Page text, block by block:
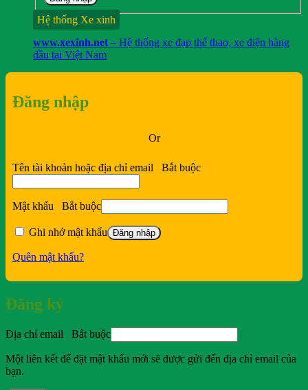
Hệ thống Xe xinh
www.xexinh.net – Hệ thống xe đạp thể thao, xe điện hàng
đầu tại Việt Nam
Đăng nhập
Or
Tên tài khoản hoặc địa chỉ email Bắt buộc
Mật khẩu Bắt buộc
Ghi nhớ mật khẩu Đăng nhập
Quên mật khẩu?
Đăng ký
Địa chỉ email Bắt buộc
Một liên kết để đặt mật khẩu mới sẽ được gửi đến địa chỉ email của
bạn.